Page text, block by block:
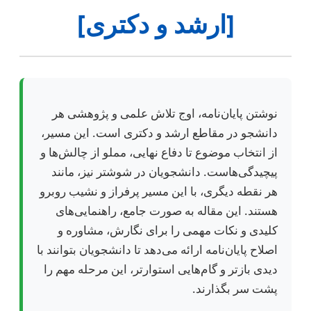
[ارشد و دکتری]
نوشتن پایان‌نامه، اوج تلاش علمی و پژوهشی هر
دانشجو در مقاطع ارشد و دکتری است. این مسیر،
از انتخاب موضوع تا دفاع نهایی، مملو از چالش‌ها و
پیچیدگی‌هاست. دانشجویان در شوشتر نیز، مانند
هر نقطه دیگری، با این مسیر پرفراز و نشیب روبرو
هستند. این مقاله به صورت جامع، راهنمایی‌های
کلیدی و نکات مهمی را برای نگارش، مشاوره و
اصلاح پایان‌نامه ارائه می‌دهد تا دانشجویان بتوانند با
دیدی بازتر و گام‌هایی استوارتر، این مرحله مهم را
پشت سر بگذارند.